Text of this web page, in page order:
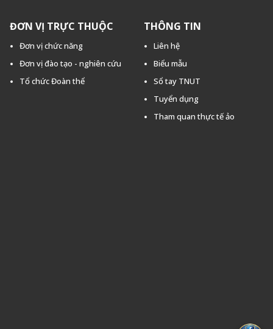
ĐƠN VỊ TRỰC THUỘC
Đơn vị chức năng
Đơn vị đào tạo - nghiên cứu
Tổ chức Đoàn thể
THÔNG TIN
Liên hệ
Biểu mẫu
Sổ tay TNUT
Tuyển dụng
Tham quan thực tế ảo